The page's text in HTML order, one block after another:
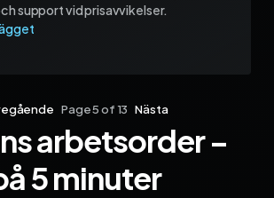
support vid prisavvikelser.
Page 5 of 13 Nästa
4 Sida 5Sida 6 Sida 7 Sida 8Sida 9
arbetsorder –
5 minuter